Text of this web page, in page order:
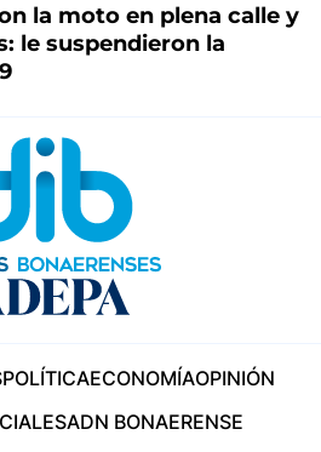
la moto en plena calle y
le suspendieron la
POLÍTICAECONOMÍAOPINIÓN
ADN BONAERENSE